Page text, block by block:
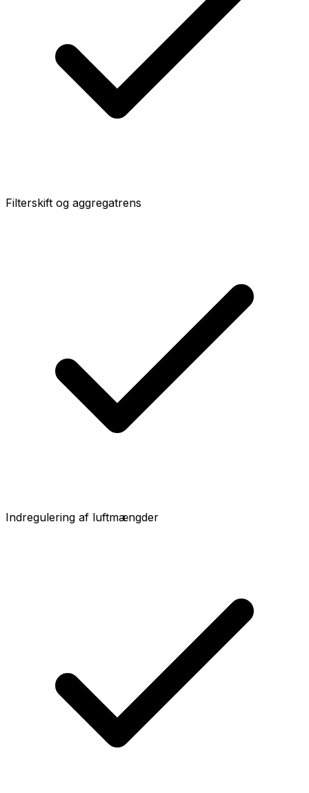
Filterskift og aggregatrens
Indregulering af luftmængder